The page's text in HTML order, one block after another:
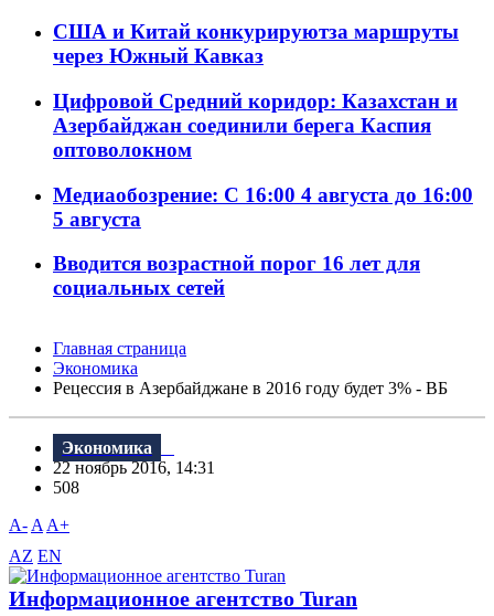
США и Китай конкурируютза маршруты
через Южный Кавказ
Цифровой Средний коридор: Казахстан и
Азербайджан соединили берега Каспия
оптоволокном
Медиаобозрение: С 16:00 4 августа до 16:00
5 августа
Вводится возрастной порог 16 лет для
социальных сетей
Главная страница
Экономика
Рецессия в Азербайджане в 2016 году будет 3% - ВБ
Экономика
22 ноябрь 2016, 14:31
508
A- A A+
AZ EN
Информационное агентство Turan